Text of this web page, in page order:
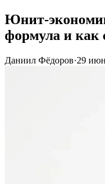
Юнит-
формула и как
Даниил Фёдоров·29